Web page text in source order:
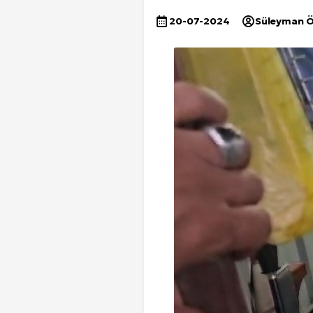
20-07-2024 Süleyman